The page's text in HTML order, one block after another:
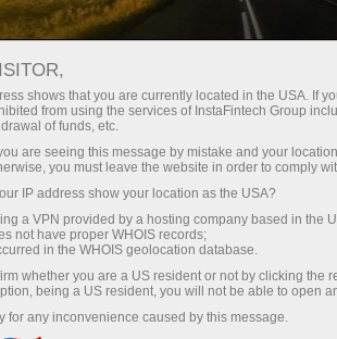
Трейдерам Форекс обзоры
04.06.2026:
обзоры Форекс:
торговые рекомендации,
вопросы.
Открыть торговый счет
Открыть демосчет
shows that you are currently located in the USA. If
from using the services of InstaFintech Group
of funds, etc.
are seeing this message by mistake and your
you must leave the website in order to comply
IP address show your location as the USA?
a VPN provided by a hosting company based in the
not have proper WHOIS records;
in the WHOIS geolocation database.
whether you are a US resident or not by clicking the
being a US resident, you will not be able to open
for any inconvenience caused by this message.